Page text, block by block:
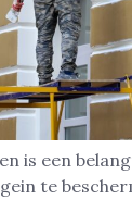
is een
te